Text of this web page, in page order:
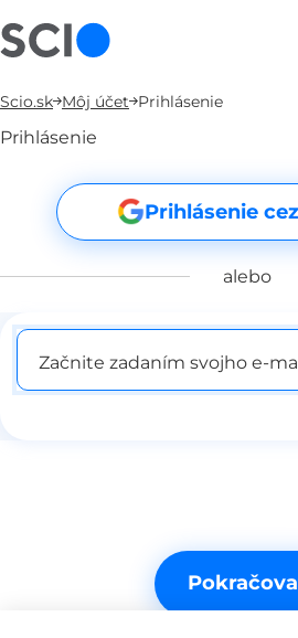
Scio.sk Môj účet Prihlásenie
Prihlásenie
Prihlásenie
alebo
Začnite zadaním svojho e-